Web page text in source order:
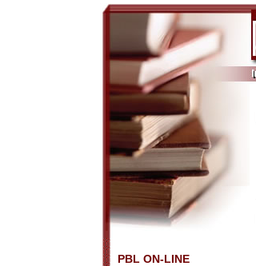
PBL ON-LINE